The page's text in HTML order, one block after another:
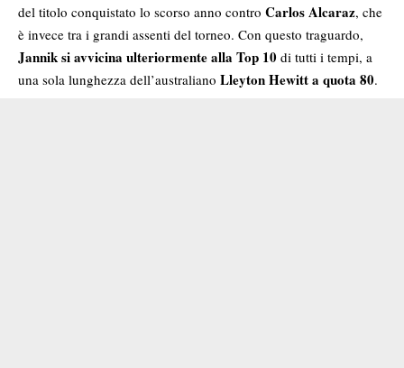
del titolo conquistato lo scorso anno contro Carlos Alcaraz, che
è invece tra i grandi assenti del torneo. Con questo traguardo,
Jannik si avvicina ulteriormente alla Top 10 di tutti i tempi, a
una sola lunghezza dell’australiano Lleyton Hewitt a quota 80.